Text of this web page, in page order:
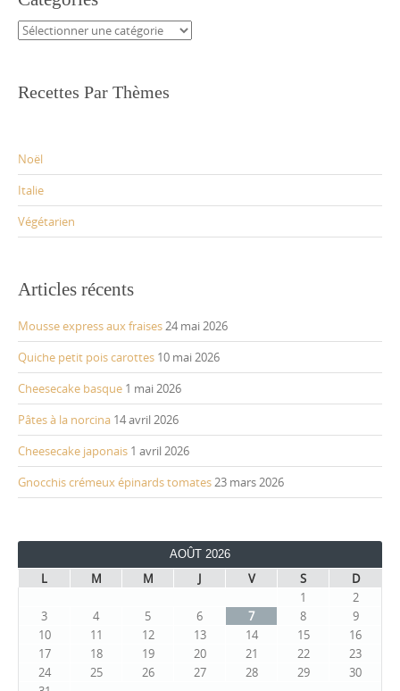
Catégories
Recettes Par Thèmes
Noël
Italie
Végétarien
Articles récents
Mousse express aux fraises24 mai 2026
Quiche petit pois carottes 10 mai 2026
Cheesecake basque 1 mai 2026
Pâtes à la norcina 14 avril 2026
Cheesecake japonais 1 avril 2026
Gnocchis crémeux épinards tomates23 mars 2026
AOÛT 2026
L M M J V S
D
1
2
3
4 5 6 7 8
9
10
11 12 13 14 15
16
17
18 19 20 21 22
23
24
25 26 27 28 29
30